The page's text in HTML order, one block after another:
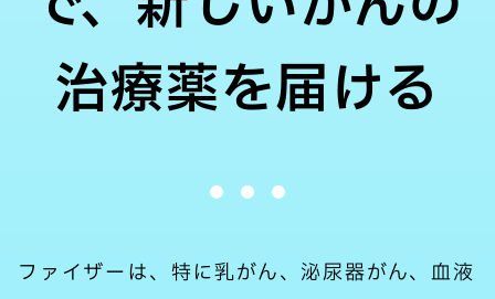
治療薬を届ける
ファイザーは、特に乳がん、泌尿器がん、血液